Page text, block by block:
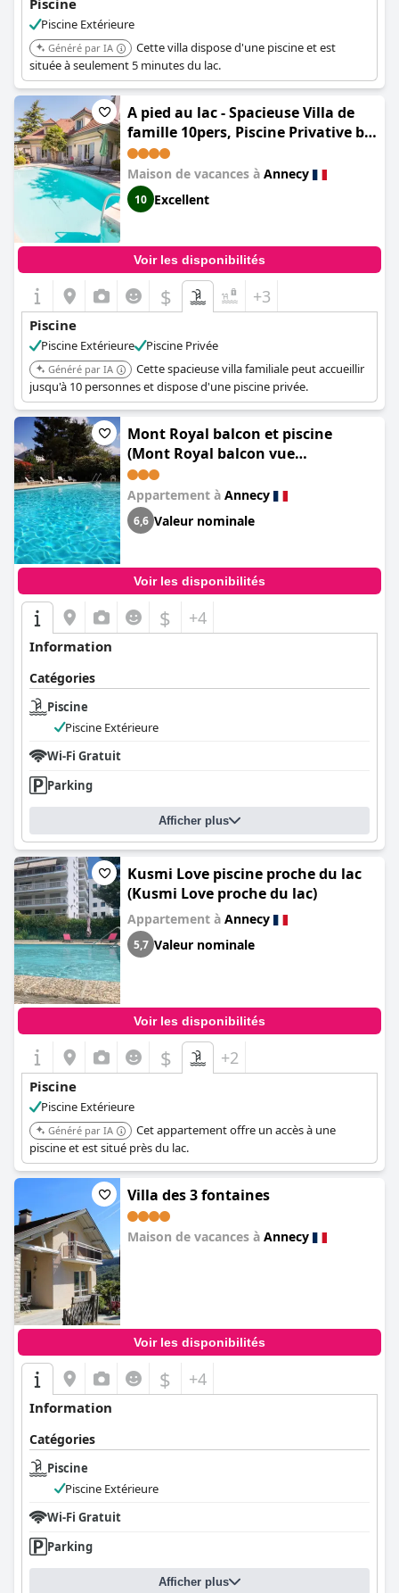
Piscine
Piscine Extérieure
Généré par IA
Cette villa dispose d'une piscine et est
située à seulement 5 minutes du lac.
A pied au lac - Spacieuse Villa de
famille 10pers, Piscine Privative by
LLA Selections (Villa Enfance -
Piscine privée et proche Lac
d'Annecy)
Maison de vacances à Annecy
10 Excellent
Voir les disponibilités
$ +3
Piscine
Piscine Extérieure Piscine Privée
Généré par IA
Cette spacieuse villa familiale peut accueillir
jusqu'à 10 personnes et dispose d'une piscine privée.
Mont Royal balcon et piscine
(Mont Royal balcon vue
imprenable sur les montagnes)
Appartement à Annecy
6,6 Valeur nominale
Voir les disponibilités
$ +4
Information
Catégories
Piscine
Piscine Extérieure
Wi-Fi Gratuit
Parking
Afficher plus
Kusmi Love piscine proche du lac
(Kusmi Love proche du lac)
Appartement à Annecy
5,7 Valeur nominale
Voir les disponibilités
$ +2
Piscine
Piscine Extérieure
Généré par IA
Cet appartement offre un accès à une
piscine et est situé près du lac.
Villa des 3 fontaines
Maison de vacances à Annecy
Voir les disponibilités
$ +4
Information
Catégories
Piscine
Piscine Extérieure
Wi-Fi Gratuit
Parking
Afficher plus